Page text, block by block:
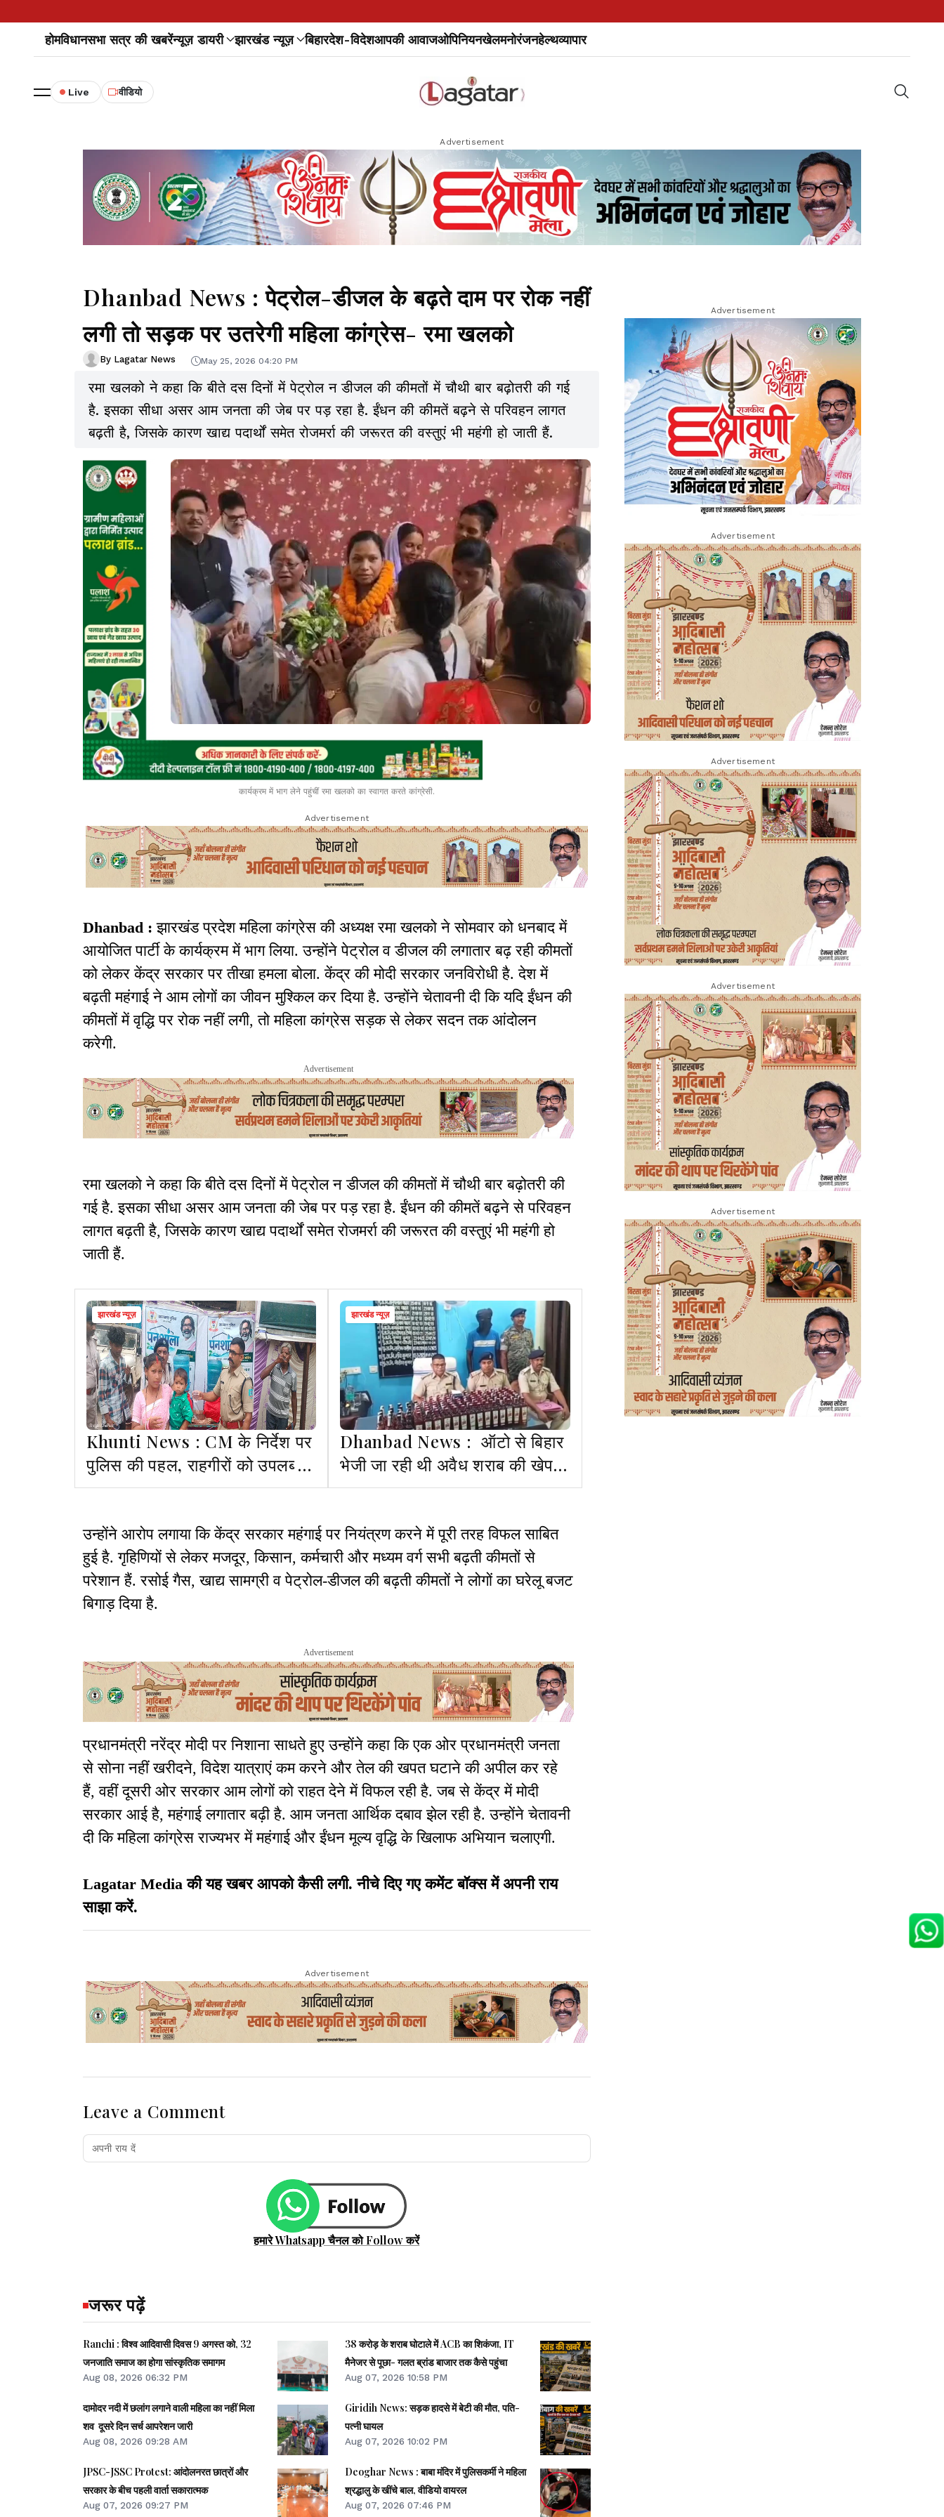
होमविधानसभा सत्र की खबरेंन्यूज़ डायरी झारखंड न्यूज़ बिहारदेश-विदेशआपकी आवाजओपिनियनखेलमनोरंजनहेल्थव्यापार
Live वीडियो
Advertisement
Dhanbad News : पेट्रोल-डीजल के बढ़ते दाम पर रोक नहीं
लगी तो सड़क पर उतरेगी महिला कांग्रेस- रमा खलको
By Lagatar News May 25, 2026 04:20 PM
रमा खलको ने कहा कि बीते दस दिनों में पेट्रोल न डीजल की कीमतों में चौथी बार बढ़ोतरी की गई
है. इसका सीधा असर आम जनता की जेब पर पड़ रहा है. ईंधन की कीमतें बढ़ने से परिवहन लागत
बढ़ती है, जिसके कारण खाद्य पदार्थों समेत रोजमर्रा की जरूरत की वस्तुएं भी महंगी हो जाती हैं.
कार्यक्रम में भाग लेने पहुंचीं रमा खलको का स्वागत करते कांग्रेसी.
Advertisement
Dhanbad :झारखंड प्रदेश महिला कांग्रेस की अध्यक्ष रमा खलको ने सोमवार को धनबाद में
आयोजित पार्टी के कार्यक्रम में भाग लिया. उन्होंने पेट्रोल व डीजल की लगातार बढ़ रही कीमतों
को लेकर केंद्र सरकार पर तीखा हमला बोला. केंद्र की मोदी सरकार जनविरोधी है. देश में
बढ़ती महंगाई ने आम लोगों का जीवन मुश्किल कर दिया है. उन्होंने चेतावनी दी कि यदि ईंधन की
कीमतों में वृद्धि पर रोक नहीं लगी, तो महिला कांग्रेस सड़क से लेकर सदन तक आंदोलन
करेगी.
Advertisement
रमा खलको ने कहा कि बीते दस दिनों में पेट्रोल न डीजल की कीमतों में चौथी बार बढ़ोतरी की
गई है. इसका सीधा असर आम जनता की जेब पर पड़ रहा है. ईंधन की कीमतें बढ़ने से परिवहन
लागत बढ़ती है, जिसके कारण खाद्य पदार्थों समेत रोजमर्रा की जरूरत की वस्तुएं भी महंगी हो
जाती हैं.
झारखंड न्यूज़
Khunti News : CM के निर्देश पर
पुलिस की पहल, राहगीरों को उपलब्ध
कराया जा रहा पेयजल
झारखंड न्यूज़
Dhanbad News : ऑटो से बिहार
भेजी जा रही थी अवैध शराब की खेप,
पुलिस ने तस्कर को दबोचा
उन्होंने आरोप लगाया कि केंद्र सरकार महंगाई पर नियंत्रण करने में पूरी तरह विफल साबित
हुई है. गृहिणियों से लेकर मजदूर, किसान, कर्मचारी और मध्यम वर्ग सभी बढ़ती कीमतों से
परेशान हैं. रसोई गैस, खाद्य सामग्री व पेट्रोल-डीजल की बढ़ती कीमतों ने लोगों का घरेलू बजट
बिगाड़ दिया है.
Advertisement
प्रधानमंत्री नरेंद्र मोदी पर निशाना साधते हुए उन्होंने कहा कि एक ओर प्रधानमंत्री जनता
से सोना नहीं खरीदने, विदेश यात्राएं कम करने और तेल की खपत घटाने की अपील कर रहे
हैं, वहीं दूसरी ओर सरकार आम लोगों को राहत देने में विफल रही है. जब से केंद्र में मोदी
सरकार आई है, महंगाई लगातार बढ़ी है. आम जनता आर्थिक दबाव झेल रही है. उन्होंने चेतावनी
दी कि महिला कांग्रेस राज्यभर में महंगाई और ईंधन मूल्य वृद्धि के खिलाफ अभियान चलाएगी.
Lagatar Media की यह खबर आपको कैसी लगी. नीचे दिए गए कमेंट बॉक्स में अपनी राय
साझा करें.
Advertisement
Leave a Comment
हमारे Whatsapp चैनल को Follow करें
जरूर पढ़ें
Ranchi : विश्व आदिवासी दिवस 9 अगस्त को, 32
जनजाति समाज का होगा सांस्कृतिक समागम
Aug 08, 2026 06:32 PM
दामोदर नदी में छलांग लगाने वाली महिला का नहीं मिला
शव दूसरे दिन सर्च आपरेशन जारी
Aug 08, 2026 09:28 AM
JPSC-JSSC Protest: आंदोलनरत छात्रों और
सरकार के बीच पहली वार्ता सकारात्मक
Aug 07, 2026 09:27 PM
38 करोड़ के शराब घोटाले में ACB का शिकंजा, IT
मैनेजर से पूछा- गलत ब्रांड बाजार तक कैसे पहुंचा
Aug 07, 2026 10:58 PM
Giridih News: सड़क हादसे में बेटी की मौत, पति-
पत्नी घायल
Aug 07, 2026 10:02 PM
Deoghar News : बाबा मंदिर में पुलिसकर्मी ने महिला
श्रद्धालु के खींचे बाल, वीडियो वायरल
Aug 07, 2026 07:46 PM
Advertisement
Advertisement
Advertisement
Advertisement
Advertisement